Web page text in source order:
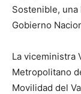
Sostenible,
Gobierno
La viceministra
Metropolitano
Movilidad del